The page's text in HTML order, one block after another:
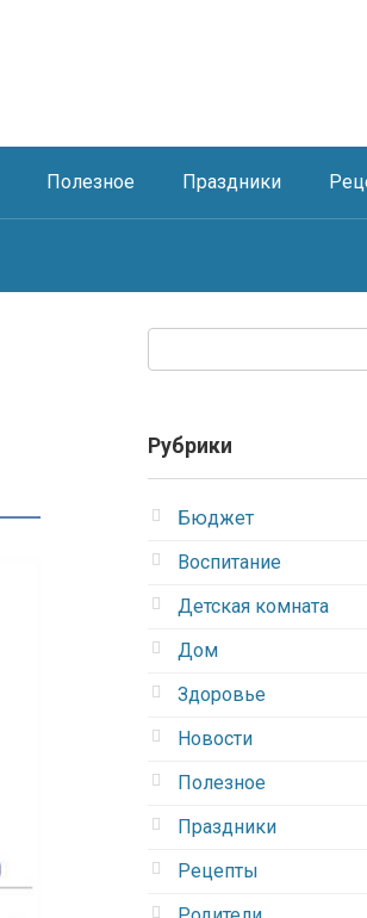
Полезное Праздники
Рубрики
Бюджет
Воспитание
Детская комната
Дом
Здоровье
Новости
Полезное
Праздники
Рецепты